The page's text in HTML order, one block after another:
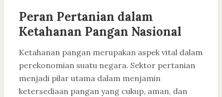
Peran Pertanian dalam
Ketahanan Pangan Nasional
Ketahanan pangan merupakan aspek vital dalam
perekonomian suatu negara. Sektor pertanian
menjadi pilar utama dalam menjamin
ketersediaan pangan yang cukup, aman, dan